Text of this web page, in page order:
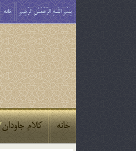
بِسْمِ اللَّـهِ الرَّحْمَـٰنِ الرَّحِيمِ خانه
خانه کلام جاودان